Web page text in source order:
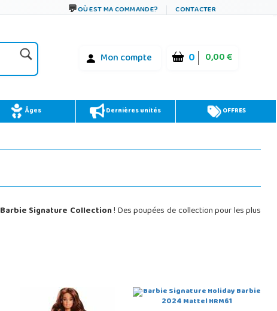
OÙ EST MA COMMANDE? CONTACTER
Mon compte 0 0,00 €
Âges Dernières unités OFFRES
Barbie Signature Collection! Des poupées de collection pour les plus